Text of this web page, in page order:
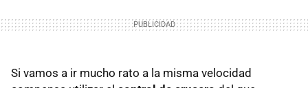
Si vamos a ir mucho rato a la misma velocidad